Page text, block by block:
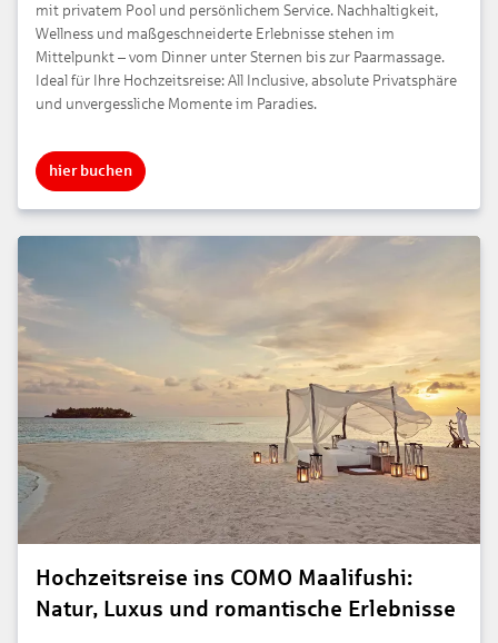
mit privatem Pool und persönlichem Service. Nachhaltigkeit,
Wellness und maßgeschneiderte Erlebnisse stehen im
Mittelpunkt – vom Dinner unter Sternen bis zur Paarmassage.
Ideal für Ihre Hochzeitsreise: All Inclusive, absolute Privatsphäre
und unvergessliche Momente im Paradies.
hier buchen
Hochzeitsreise ins COMO Maalifushi:
Natur, Luxus und romantische Erlebnisse